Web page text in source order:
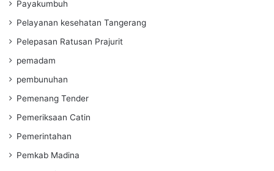
Payakumbuh
Pelayanan kesehatan Tangerang
Pelepasan Ratusan Prajurit
pemadam
pembunuhan
Pemenang Tender
Pemeriksaan Catin
Pemerintahan
Pemkab Madina